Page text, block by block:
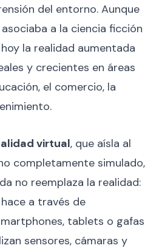
del entorno. Aunque
a la ciencia ficción
la realidad aumentada
y crecientes en áreas
el comercio, la
virtual, que aísla al
completamente simulado,
no reemplaza la realidad:
a través de
tablets o gafas
sensores, cámaras y